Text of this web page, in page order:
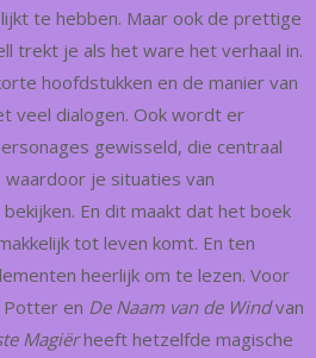
te hebben. Maar ook de prettige
trekt je als het ware het verhaal in.
hoofdstukken en de manier van
veel dialogen. Ook wordt er
gewisseld, die centraal
je situaties van
En dit maakt dat het boek
tot leven komt. En ten
heerlijk om te lezen. Voor
Potter en De Naam van de Windvan
Magiërheeft hetzelfde magische